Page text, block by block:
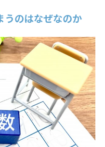
うのはなぜなのか